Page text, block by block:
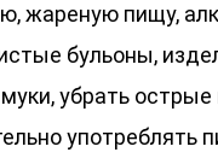
жареную пищу,
бульоны,
убрать
употреблять